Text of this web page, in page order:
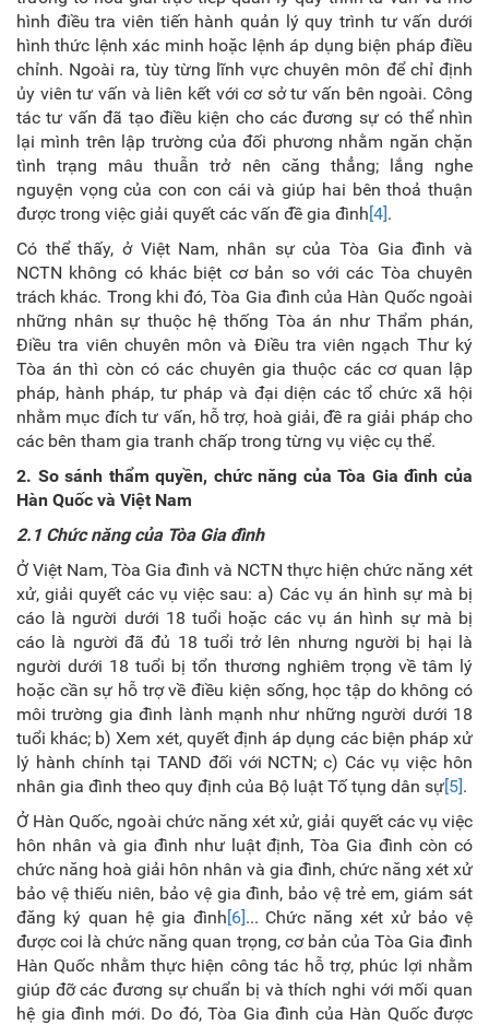
hình điều tra viên tiến hành quản lý quy trình tư vấn dưới
hình thức lệnh xác minh hoặc lệnh áp dụng biện pháp điều
chỉnh. Ngoài ra, tùy từng lĩnh vực chuyên môn để chỉ định
ủy viên tư vấn và liên kết với cơ sở tư vấn bên ngoài. Công
tác tư vấn đã tạo điều kiện cho các đương sự có thể nhìn
lại mình trên lập trường của đối phương nhằm ngăn chặn
tình trạng mâu thuẫn trở nên căng thẳng; lắng nghe
nguyện vọng của con con cái và giúp hai bên thoả thuận
được trong việc giải quyết các vấn đề gia đình[4].
Có thể thấy, ở Việt Nam, nhân sự của Tòa Gia đình và
NCTN không có khác biệt cơ bản so với các Tòa chuyên
trách khác. Trong khi đó, Tòa Gia đình của Hàn Quốc ngoài
những nhân sự thuộc hệ thống Tòa án như Thẩm phán,
Điều tra viên chuyên môn và Điều tra viên ngạch Thư ký
Tòa án thì còn có các chuyên gia thuộc các cơ quan lập
pháp, hành pháp, tư pháp và đại diện các tổ chức xã hội
nhằm mục đích tư vấn, hỗ trợ, hoà giải, đề ra giải pháp cho
các bên tham gia tranh chấp trong từng vụ việc cụ thể.
2. So sánh thẩm quyền, chức năng của Tòa Gia đìnhcủa
Hàn Quốc và Việt Nam
2.1 Chức năng của Tòa Gia đình
Ở Việt Nam, Tòa Gia đình và NCTN thực hiện chức năng xét
xử, giải quyết các vụ việc sau: a) Các vụ án hình sự mà bị
cáo là người dưới 18 tuổi hoặc các vụ án hình sự mà bị
cáo là người đã đủ 18 tuổi trở lên nhưng người bị hại là
người dưới 18 tuổi bị tổn thương nghiêm trọng về tâm lý
hoặc cần sự hỗ trợ về điều kiện sống, học tập do không có
môi trường gia đình lành mạnh như những người dưới 18
tuổi khác; b) Xem xét, quyết định áp dụng các biện pháp xử
lý hành chính tại TAND đối với NCTN; c) Các vụ việc hôn
nhân gia đình theo quy định của Bộ luật Tố tụng dân sự[5].
Ở Hàn Quốc, ngoài chức năng xét xử, giải quyết các vụ việc
hôn nhân và gia đình như luật định, Tòa Gia đình còn có
chức năng hoà giải hôn nhân và gia đình, chức năng xét xử
bảo vệ thiếu niên, bảo vệ gia đình, bảo vệ trẻ em, giám sát
đăng ký quan hệ gia đình[6]... Chức năng xét xử bảo vệ
được coi là chức năng quan trọng, cơ bản của Tòa Gia đình
Hàn Quốc nhằm thực hiện công tác hỗ trợ, phúc lợi nhằm
giúp đỡ các đương sự chuẩn bị và thích nghi với mối quan
hệ gia đình mới. Do đó, Tòa Gia đình của Hàn Quốc được